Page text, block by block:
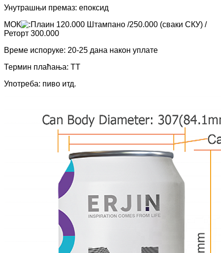
Унутрашњи премаз: епоксид
МОК
лаин 120.000 Штампано /250.000 (сваки СКУ) /
Реторт 300.000
Време испоруке: 20-25 дана након уплате
Термин плаћања: ТТ
Употреба: пиво итд.